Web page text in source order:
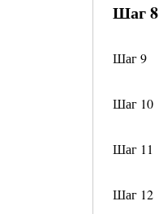
Шаг 8
Шаг 9
Шаг 10
Шаг 11
Шаг 12